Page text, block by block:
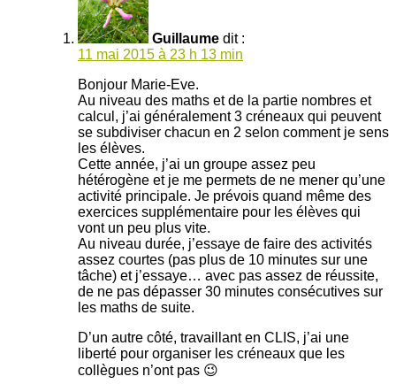
Guillaume dit :
11 mai 2015 à 23 h 13 min
Bonjour Marie-Eve.
Au niveau des maths et de la partie nombres et
calcul, j’ai généralement 3 créneaux qui peuvent
se subdiviser chacun en 2 selon comment je sens
les élèves.
Cette année, j’ai un groupe assez peu
hétérogène et je me permets de ne mener qu’une
activité principale. Je prévois quand même des
exercices supplémentaire pour les élèves qui
vont un peu plus vite.
Au niveau durée, j’essaye de faire des activités
assez courtes (pas plus de 10 minutes sur une
tâche) et j’essaye… avec pas assez de réussite,
de ne pas dépasser 30 minutes consécutives sur
les maths de suite.
D’un autre côté, travaillant en CLIS, j’ai une
liberté pour organiser les créneaux que les
collègues n’ont pas 😉